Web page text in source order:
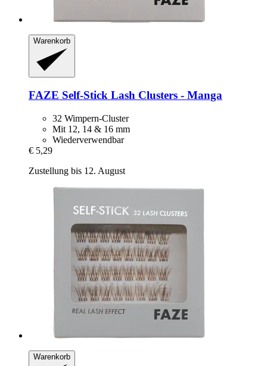
Warenkorb
FAZE Self-​Stick Lash Clusters -​ Manga
32 Wimpern-Cluster
Mit 12, 14 & 16 mm
Wiederverwendbar
€ 5,29
Zustellung bis 12. August
Warenkorb